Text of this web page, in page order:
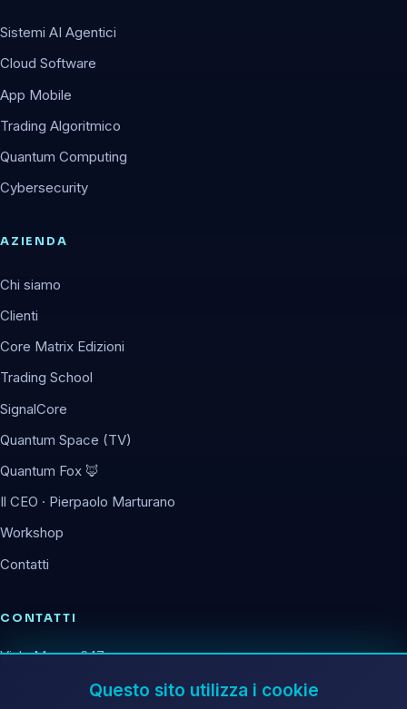
Sistemi AI Agentici
Cloud Software
App Mobile
Trading Algoritmico
Quantum Computing
Cybersecurity
AZIENDA
Chi siamo
Clienti
Core Matrix Edizioni
Trading School
SignalCore
Quantum Space (TV)
Quantum Fox 🦊
Il CEO · Pierpaolo Marturano
Workshop
Contatti
CONTATTI
Viale Monza 347
Questo sito utilizza i cookie